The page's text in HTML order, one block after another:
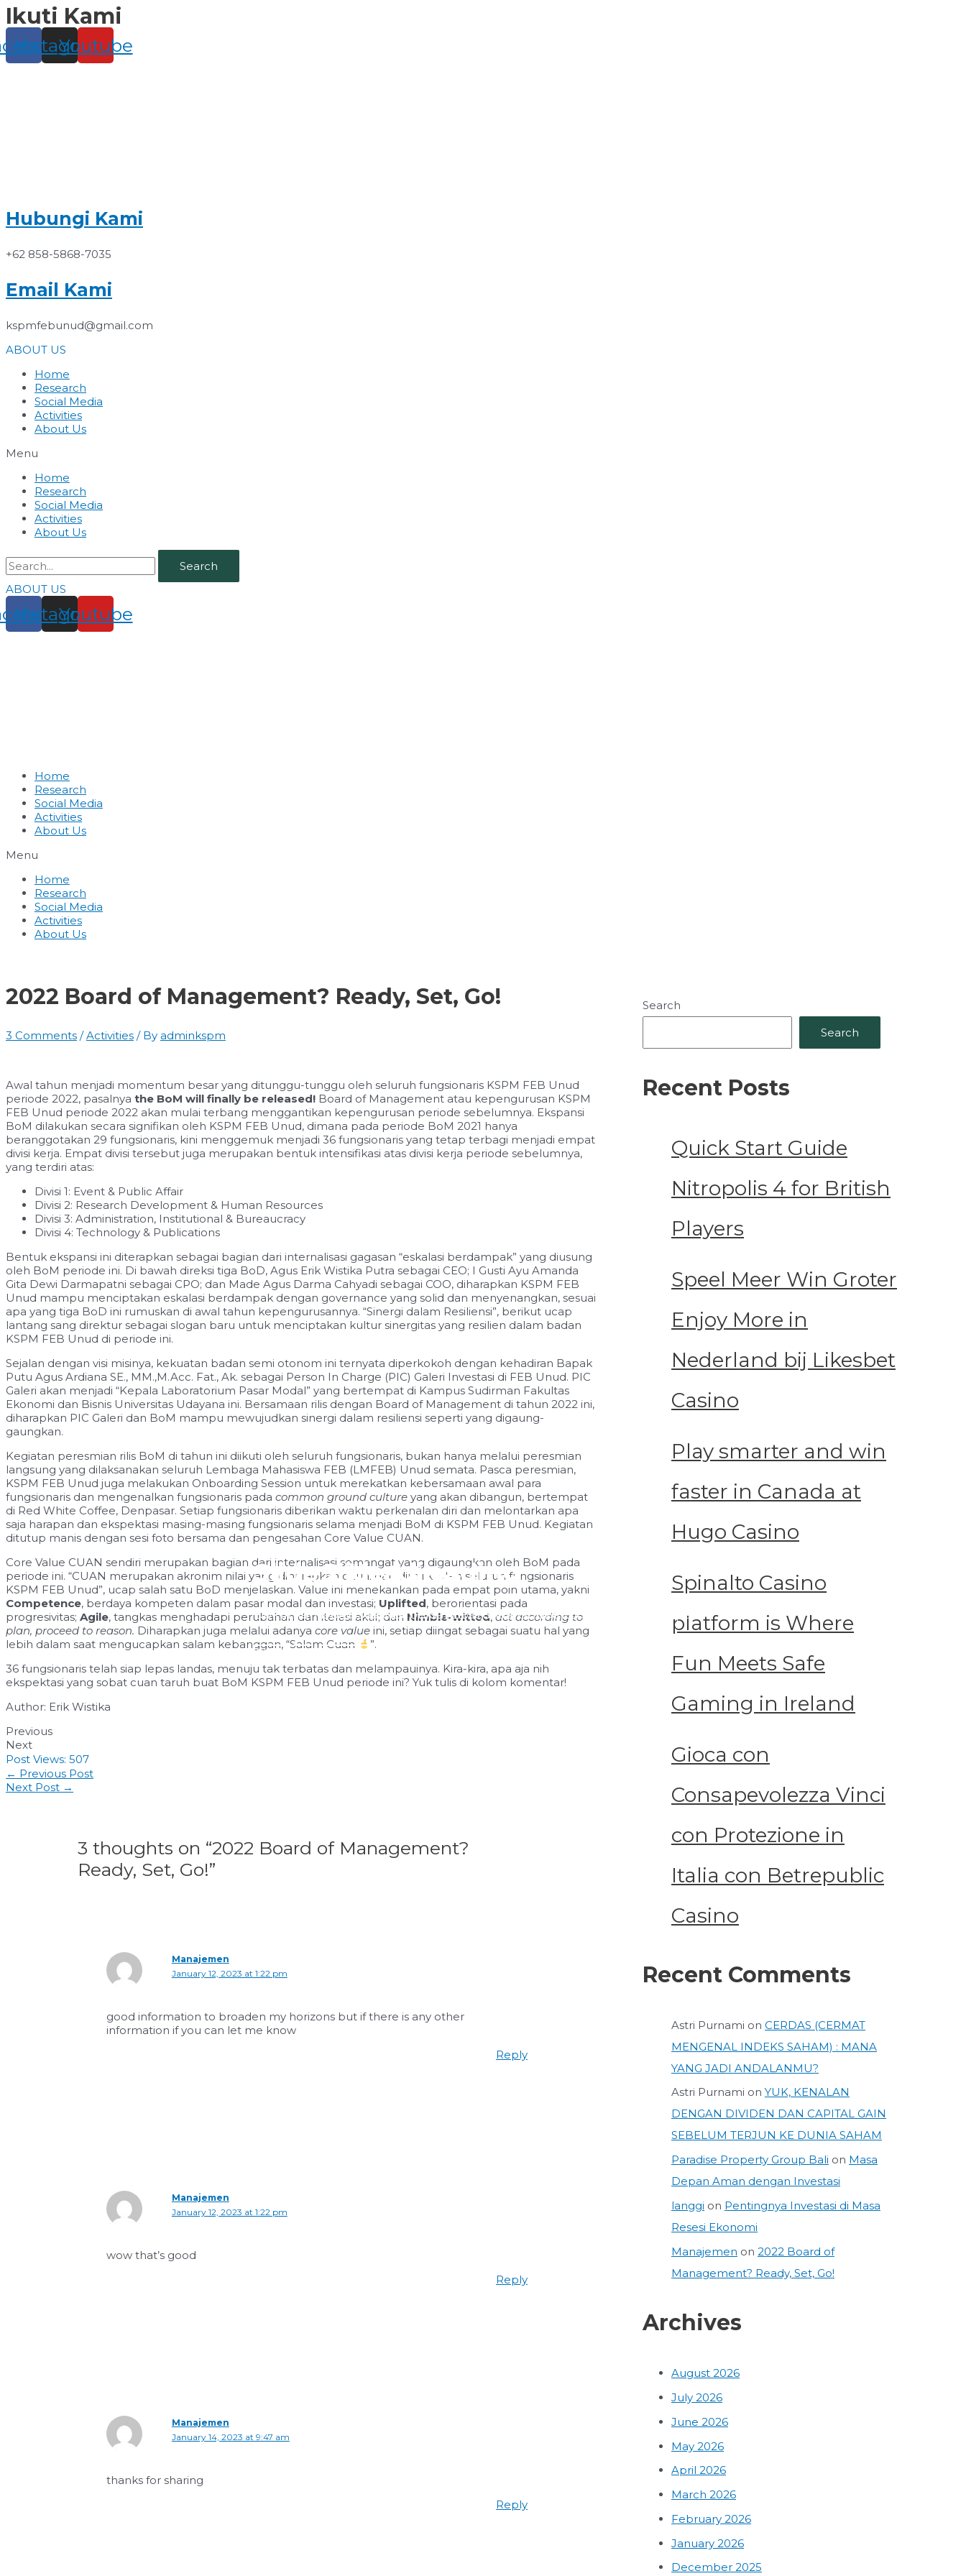
Skip
to
content
Ikuti Kami
Instagram
Youtube
Hubungi Kami
+62 858-5868-7035
Email Kami
kspmfebunud@gmail.com
ABOUT US
Home
Research
Social Media
Activities
About Us
Menu
Home
Research
Social Media
Activities
About Us
Search
ABOUT US
Instagram
Youtube
Home
Research
Social Media
Activities
About Us
Menu
Home
Research
Social Media
Activities
About Us
2022 Board of Management? Ready, Set, Go!
3 Comments /Activities / By adminkspm
Awal tahun menjadi momentum besar yang ditunggu-tunggu oleh seluruh fungsionaris KSPM FEB Unud
periode 2022, pasalnya the BoM will finally be released! Board of Management atau kepengurusan KSPM
FEB Unud periode 2022 akan mulai terbang menggantikan kepengurusan periode sebelumnya. Ekspansi
BoM dilakukan secara signifikan oleh KSPM FEB Unud, dimana pada periode BoM 2021 hanya
beranggotakan 29 fungsionaris, kini menggemuk menjadi 36 fungsionaris yang tetap terbagi menjadi empat
divisi kerja. Empat divisi tersebut juga merupakan bentuk intensifikasi atas divisi kerja periode sebelumnya,
yang terdiri atas:
Divisi 1: Event & Public Affair
Divisi 2: Research Development & Human Resources
Divisi 3: Administration, Institutional & Bureaucracy
Divisi 4: Technology & Publications
Bentuk ekspansi ini diterapkan sebagai bagian dari internalisasi gagasan “eskalasi berdampak” yang diusung
oleh BoM periode ini. Di bawah direksi tiga BoD, Agus Erik Wistika Putra sebagai CEO; I Gusti Ayu Amanda
Gita Dewi Darmapatni sebagai CPO; dan Made Agus Darma Cahyadi sebagai COO, diharapkan KSPM FEB
Unud mampu menciptakan eskalasi berdampak dengan governance yang solid dan menyenangkan, sesuai
apa yang tiga BoD ini rumuskan di awal tahun kepengurusannya. “Sinergi dalam Resiliensi”, berikut ucap
lantang sang direktur sebagai slogan baru untuk menciptakan kultur sinergitas yang resilien dalam badan
KSPM FEB Unud di periode ini.
Sejalan dengan visi misinya, kekuatan badan semi otonom ini ternyata diperkokoh dengan kehadiran Bapak
Putu Agus Ardiana SE., MM.,M.Acc. Fat., Ak. sebagai Person In Charge (PIC) Galeri Investasi di FEB Unud. PIC
Galeri akan menjadi “Kepala Laboratorium Pasar Modal” yang bertempat di Kampus Sudirman Fakultas
Ekonomi dan Bisnis Universitas Udayana ini. Bersamaan rilis dengan Board of Management di tahun 2022 ini,
diharapkan PIC Galeri dan BoM mampu mewujudkan sinergi dalam resiliensi seperti yang digaung-
gaungkan.
Kegiatan peresmian rilis BoM di tahun ini diikuti oleh seluruh fungsionaris, bukan hanya melalui peresmian
langsung yang dilaksanakan seluruh Lembaga Mahasiswa FEB (LMFEB) Unud semata. Pasca peresmian,
KSPM FEB Unud juga melakukan Onboarding Session untuk merekatkan kebersamaan awal para
fungsionaris dan mengenalkan fungsionaris pada common ground culture yang akan dibangun, bertempat
di Red White Coffee, Denpasar. Setiap fungsionaris diberikan waktu perkenalan diri dan melontarkan apa
saja harapan dan ekspektasi masing-masing fungsionaris selama menjadi BoM di KSPM FEB Unud. Kegiatan
ditutup manis dengan sesi foto bersama dan pengesahan Core Value CUAN.
Core Value CUAN sendiri merupakan bagian dari internalisasi semangat yang digaungkan oleh BoM pada
periode ini. “CUAN merupakan akronim nilai yang diharapkan dituai dan dimiliki oleh seluruh fungsionaris
KSPM FEB Unud”, ucap salah satu BoD menjelaskan. Value ini menekankan pada empat poin utama, yakni
Competence, berdaya kompeten dalam pasar modal dan investasi; Uplifted, berorientasi pada
progresivitas; Agile, tangkas menghadapi perubahan dan iterasi aktif; dan Nimble-witted, act according to
plan, proceed to reason. Diharapkan juga melalui adanya core value ini, setiap diingat sebagai suatu hal yang
lebih dalam saat mengucapkan salam kebanggan, “Salam Cuan
”.
36 fungsionaris telah siap lepas landas, menuju tak terbatas dan melampauinya. Kira-kira, apa aja nih
ekspektasi yang sobat cuan taruh buat BoM KSPM FEB Unud periode ini? Yuk tulis di kolom komentar!
Author: Erik Wistika
Slide 1 Heading
Dokumentasi bersama setelah Onboarding session.
Click Here
Slide 2 Heading
Dokumentasi pasca pelantikan BoM di Kampus FEB Sudirman, Denpasar.
Click Here
Previous
Next
Post Views: 507
Post
navigation
← Previous Post
Next Post →
3 thoughts on “2022 Board of Management?
Ready, Set, Go!”
Manajemen
January 12, 2023 at 1:22 pm
good information to broaden my horizons but if there is any other
information if you can let me know
Reply
Manajemen
January 12, 2023 at 1:22 pm
wow that’s good
Reply
Manajemen
January 14, 2023 at 9:47 am
thanks for sharing
Reply
Search
Search
Recent Posts
Quick Start Guide
Nitropolis 4 for British
Players
Speel Meer Win Groter
Enjoy More in
Nederland bij Likesbet
Casino
Play smarter and win
faster in Canada at
Hugo Casino
Spinalto Casino
platform is Where
Fun Meets Safe
Gaming in Ireland
Gioca con
Consapevolezza Vinci
con Protezione in
Italia con Betrepublic
Casino
Recent Comments
Astri Purnami on CERDAS (CERMAT
MENGENAL INDEKS SAHAM) : MANA
YANG JADI ANDALANMU?
Astri Purnami on YUK, KENALAN
DENGAN DIVIDEN DAN CAPITAL GAIN
SEBELUM TERJUN KE DUNIA SAHAM
Paradise Property Group Bali on Masa
Depan Aman dengan Investasi
langgi on Pentingnya Investasi di Masa
Resesi Ekonomi
Manajemen on 2022 Board of
Management? Ready, Set, Go!
Archives
August 2026
July 2026
June 2026
May 2026
April 2026
March 2026
February 2026
January 2026
December 2025